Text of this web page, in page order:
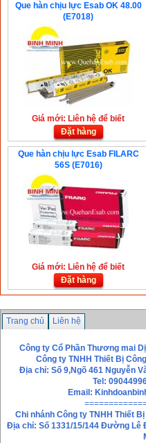
Que hàn chịu lực Esab OK 48.00
(E7018)
Giá mới: Liên hệ để biết
Đặt hàng
Que hàn chịu lực Esab FILARC
56S (E7016)
Giá mới: Liên hệ để biết
Đặt hàng
Trang chủ Liên hệ
Công ty Cổ Phần Thương mai
Công ty TNHH Thiết Bị
Địa chỉ: Số 9,Ngõ 461 Nguyễn
Tel:
Email:
Chi nhánh Công ty TNHH Thiết
Địa chỉ: Số 1331/15/144 Đường Lê